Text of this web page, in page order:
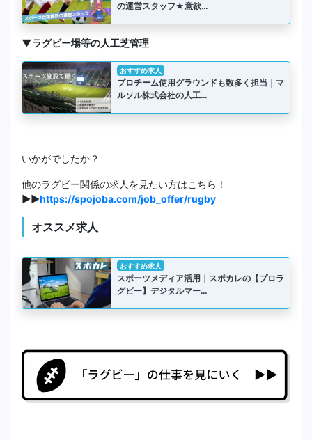
の運営スタッフ★意欲…
▼ラグビー場等の人工芝管理
おすすめ求人
プロチーム使用グラウンドも数多く担当｜マ
ルソル株式会社の人工…
いかがでしたか？
他のラグビー関係の求人を見たい方はこちら！
▶▶https://spojoba.com/job_offer/rugby
オススメ求人
おすすめ求人
スポーツメディア活用｜スポカレの【プロラ
グビー】デジタルマー…